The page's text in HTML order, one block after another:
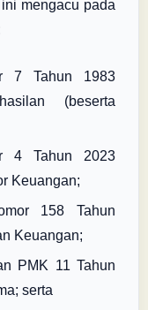
mengacu pada
7 Tahun 1983
(beserta
4 Tahun 2023
Keuangan;
158 Tahun
Keuangan;
PMK 11 Tahun
serta